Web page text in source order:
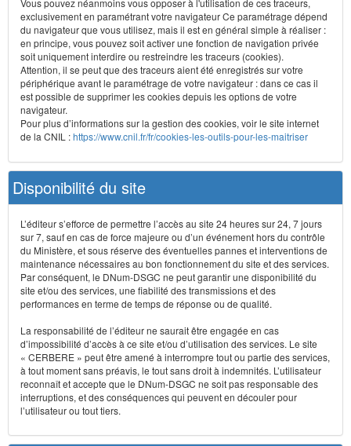
Vous pouvez néanmoins vous opposer à l'utilisation de ces traceurs,
exclusivement en paramétrant votre navigateur Ce paramétrage dépend
du navigateur que vous utilisez, mais il est en général simple à réaliser :
en principe, vous pouvez soit activer une fonction de navigation privée
soit uniquement interdire ou restreindre les traceurs (cookies).
Attention, il se peut que des traceurs aient été enregistrés sur votre
périphérique avant le paramétrage de votre navigateur : dans ce cas il
est possible de supprimer les cookies depuis les options de votre
navigateur.
Pour plus d’informations sur la gestion des cookies, voir le site internet
de la CNIL :https://www.cnil.fr/fr/cookies-les-outils-pour-les-maitriser
Disponibilité du site
L’éditeur s’efforce de permettre l’accès au site 24 heures sur 24, 7 jours
sur 7, sauf en cas de force majeure ou d’un événement hors du contrôle
du Ministère, et sous réserve des éventuelles pannes et interventions de
maintenance nécessaires au bon fonctionnement du site et des services.
Par conséquent, le DNum-DSGC ne peut garantir une disponibilité du
site et/ou des services, une fiabilité des transmissions et des
performances en terme de temps de réponse ou de qualité.
La responsabilité de l’éditeur ne saurait être engagée en cas
d’impossibilité d’accès à ce site et/ou d’utilisation des services. Le site
« CERBERE » peut être amené à interrompre tout ou partie des services,
à tout moment sans préavis, le tout sans droit à indemnités. L’utilisateur
reconnaît et accepte que le DNum-DSGC ne soit pas responsable des
interruptions, et des conséquences qui peuvent en découler pour
l’utilisateur ou tout tiers.